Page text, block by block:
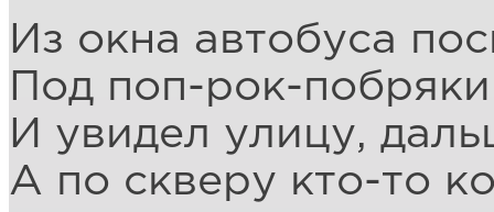
Из окна автобуса
Под поп-рок-
И увидел улицу,
А по скверу кто-то